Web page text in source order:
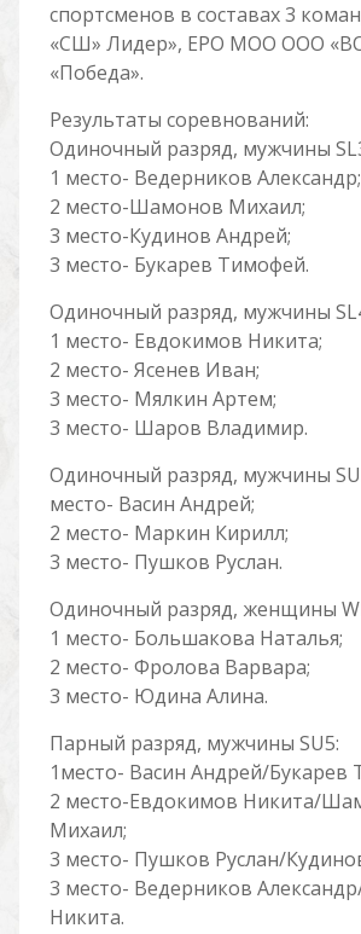
спортсменов в составах 3
«СШ» Лидер», ЕРО МОО ООО
«Победа».
Результаты соревнований:
Одиночный разряд, мужчины
1 место- Ведерников Александр;
2 место-Шамонов Михаил;
3 место-Кудинов Андрей;
3 место- Букарев Тимофей.
Одиночный разряд, мужчины
1 место- Евдокимов Никита;
2 место- Ясенев Иван;
3 место- Мялкин Артем;
3 место- Шаров Владимир.
Одиночный разряд, мужчины
место- Васин Андрей;
2 место- Маркин Кирилл;
3 место- Пушков Руслан.
Одиночный разряд, женщины
1 место- Большакова Наталья;
2 место- Фролова Варвара;
3 место- Юдина Алина.
Парный разряд, мужчины SU5:
1место- Васин Андрей/Букарев
2 место-Евдокимов Никита/
Михаил;
3 место- Пушков Руслан/
3 место- Ведерников
Никита.